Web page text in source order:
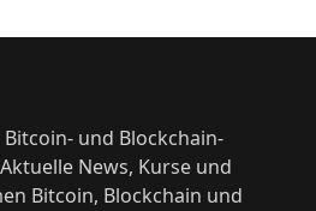
und Blockchain-
News, Kurse und
Bitcoin, Blockchain und